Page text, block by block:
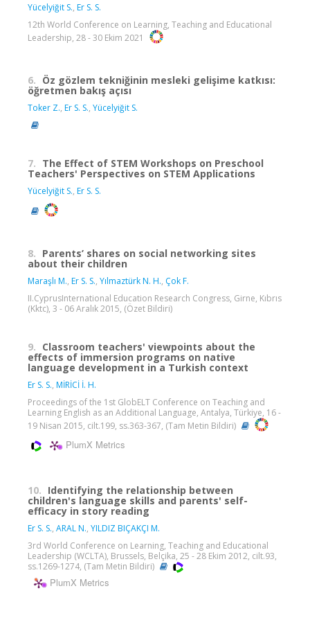
Yücelyiğit S., Er S. S.
12th World Conference on Learning, Teaching and Educational
Leadership, 28 - 30 Ekim 2021
6. Öz gözlem tekniğinin mesleki gelişime katkısı:
öğretmen bakış açısı
Toker Z., Er S. S., Yücelyiğit S.
7. The Effect of STEM Workshops on Preschool
Teachers' Perspectives on STEM Applications
Yücelyiğit S., Er S. S.
8. Parents’ shares on social networking sites
about their children
Maraşlı M., Er S. S., Yılmaztürk N. H., Çok F.
II.CyprusInternational Education Research Congress, Girne, Kıbrıs
(Kktc), 3 - 06 Aralık 2015, (Özet Bildiri)
9. Classroom teachers' viewpoints about the
effects of immersion programs on native
language development in a Turkish context
Er S. S., MİRİCİ İ. H.
Proceedings of the 1st GlobELT Conference on Teaching and
Learning English as an Additional Language, Antalya, Türkiye, 16 -
19 Nisan 2015, cilt.199, ss.363-367, (Tam Metin Bildiri)
PlumX Metrics
10. Identifying the relationship between
children's language skills and parents' self-
efficacy in story reading
Er S. S., ARAL N., YILDIZ BIÇAKÇI M.
3rd World Conference on Learning, Teaching and Educational
Leadership (WCLTA), Brussels, Belçika, 25 - 28 Ekim 2012, cilt.93,
ss.1269-1274, (Tam Metin Bildiri)
PlumX Metrics